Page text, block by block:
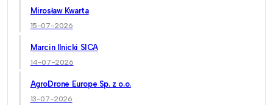
Mirosław Kwarta
15-07-2026
Marcin Ilnicki SICA
14-07-2026
AgroDrone Europe Sp. z o.o.
13-07-2026